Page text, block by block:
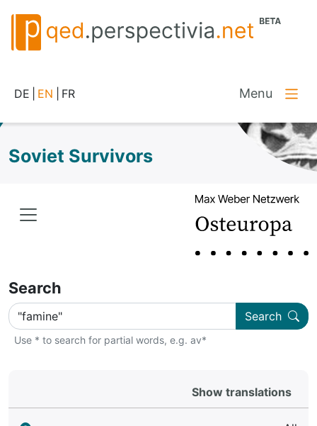
DE EN FR Menu
Soviet Survivors
Search
Search
Use * to search for partial words, e.g. av*
Show translations